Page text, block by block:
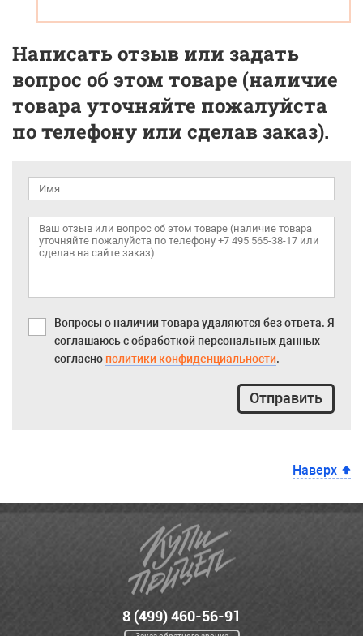
Написать отзыв или задать
вопрос об этом товаре (наличие
товара уточняйте пожалуйста
по телефону или сделав заказ).
Вопросы о наличии товара удаляются без ответа. Я
соглашаюсь с обработкой персональных данных
согласно политики конфиденциальности.
Отправить
Наверх
8 (499) 460-56-91